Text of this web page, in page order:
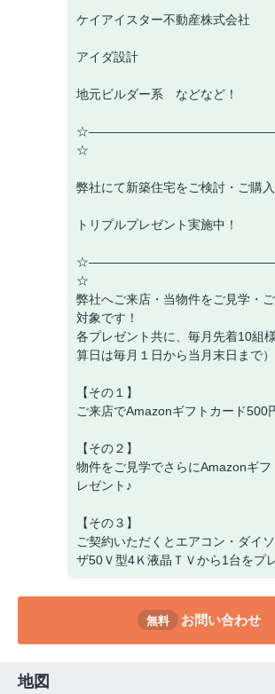
ケイアイスター不動産株式会社
アイダ設計
地元ビルダー系 などなど！
☆
弊社にて新築住宅をご検討・ご購
トリプルプレゼント実施中！
☆
弊社へご来店・当物件をご見学・
対象です！
各プレゼント共に、毎月先着10組
算日は毎月１日から当月末日まで）
【その１】
ご来店でAmazonギフトカード500
【その２】
物件をご見学でさらにAmazonギ
レゼント♪
【その３】
ご契約いただくとエアコン・ダイ
ザ50Ｖ型4Ｋ液晶ＴＶから1台をプ
無料 お問い合わせ
地図